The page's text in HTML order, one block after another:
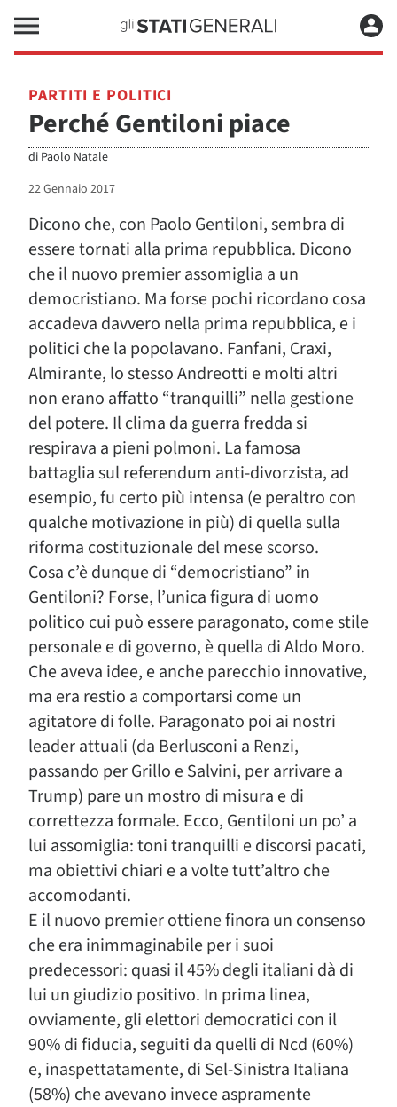
PARTITI E POLITICI
Perché Gentiloni piace
di Paolo Natale
22 Gennaio 2017
Dicono che, con Paolo Gentiloni, sembra di
essere tornati alla prima repubblica. Dicono
che il nuovo premier assomiglia a un
democristiano. Ma forse pochi ricordano cosa
accadeva davvero nella prima repubblica, e i
politici che la popolavano. Fanfani, Craxi,
Almirante, lo stesso Andreotti e molti altri
non erano affatto “tranquilli” nella gestione
del potere. Il clima da guerra fredda si
respirava a pieni polmoni. La famosa
battaglia sul referendum anti-divorzista, ad
esempio, fu certo più intensa (e peraltro con
qualche motivazione in più) di quella sulla
riforma costituzionale del mese scorso.
Cosa c’è dunque di “democristiano” in
Gentiloni? Forse, l’unica figura di uomo
politico cui può essere paragonato, come stile
personale e di governo, è quella di Aldo Moro.
Che aveva idee, e anche parecchio innovative,
ma era restio a comportarsi come un
agitatore di folle. Paragonato poi ai nostri
leader attuali (da Berlusconi a Renzi,
passando per Grillo e Salvini, per arrivare a
Trump) pare un mostro di misura e di
correttezza formale. Ecco, Gentiloni un po’ a
lui assomiglia: toni tranquilli e discorsi pacati,
ma obiettivi chiari e a volte tutt’altro che
accomodanti.
E il nuovo premier ottiene finora un consenso
che era inimmaginabile per i suoi
predecessori: quasi il 45% degli italiani dà di
lui un giudizio positivo. In prima linea,
ovviamente, gli elettori democratici con il
90% di fiducia, seguiti da quelli di Ncd (60%)
e, inaspettatamente, di Sel-Sinistra Italiana
(58%) che avevano invece aspramente